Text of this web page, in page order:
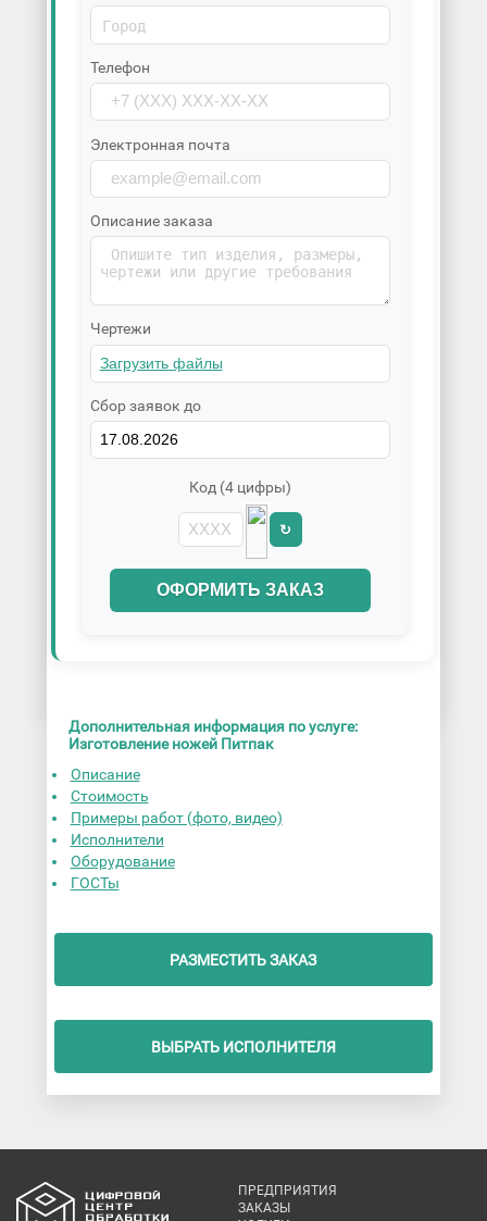
Телефон
Электронная почта
Описание заказа
Чертежи
Сбор заявок до
Код (4 цифры)
↻
ОФОРМИТЬ ЗАКАЗ
Дополнительная информация по услуге:
Изготовление ножей Питпак
Описание
Стоимость
Примеры работ (фото, видео)
Исполнители
Оборудование
ГОСТы
РАЗМЕСТИТЬ ЗАКАЗ
ВЫБРАТЬ ИСПОЛНИТЕЛЯ
ПРЕДПРИЯТИЯ
ЗАКАЗЫ